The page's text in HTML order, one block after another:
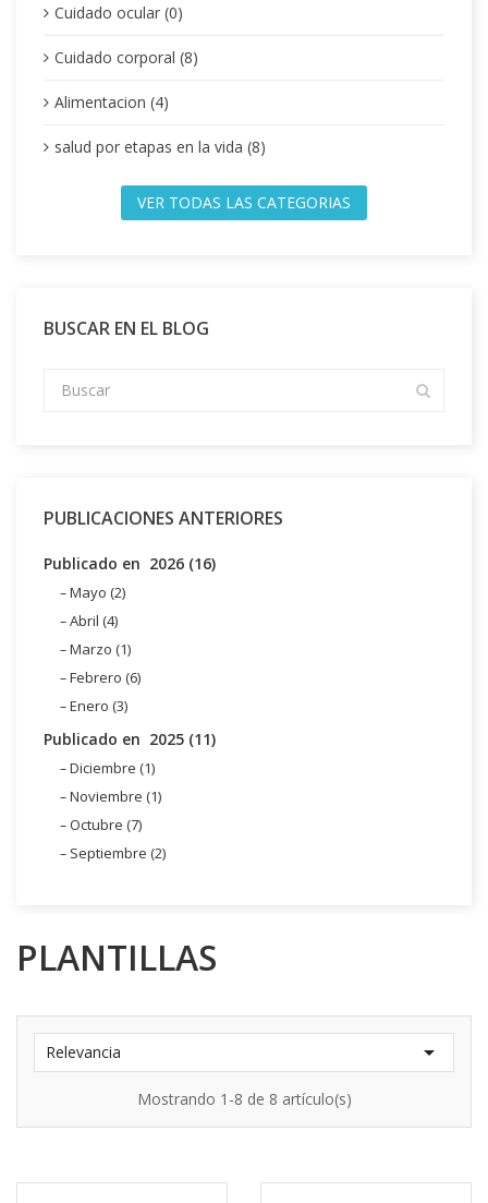
Cuidado ocular (0)
Cuidado corporal (8)
Alimentacion (4)
salud por etapas en la vida (8)
VER TODAS LAS CATEGORIAS
BUSCAR EN EL BLOG
PUBLICACIONES ANTERIORES
Publicado en 2026 (16)
Mayo (2)
Abril (4)
Marzo (1)
Febrero (6)
Enero (3)
Publicado en 2025 (11)
Diciembre (1)
Noviembre (1)
Octubre (7)
Septiembre (2)
PLANTILLAS
Relevancia 
Mostrando 1-8 de 8 artículo(s)